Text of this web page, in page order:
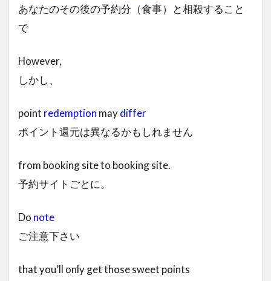
あなたのその後の予約分（食事）と相殺すること
で
However,
しかし、
point redemption maydiffer
ポイント還元は異なるかもしれません
from booking site to booking site.
予約サイトごとに。
Do note
ご注意下さい
that you’ll only get those sweet points